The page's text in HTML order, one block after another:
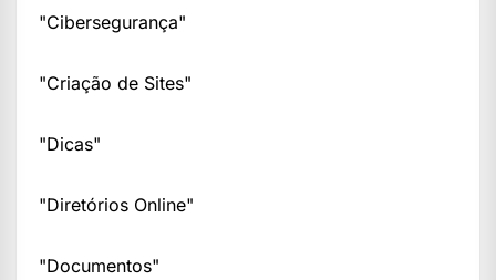
"Cibersegurança"
"Criação de Sites"
"Dicas"
"Diretórios Online"
"Documentos"